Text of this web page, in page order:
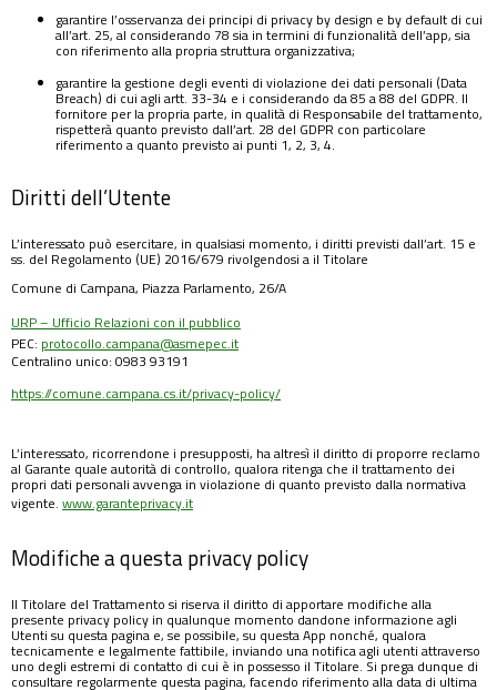
garantire l’osservanza dei principi di privacy by design e by default di cui
all’art. 25, al considerando 78 sia in termini di funzionalità dell’app, sia
con riferimento alla propria struttura organizzativa;
garantire la gestione degli eventi di violazione dei dati personali (Data
Breach) di cui agli artt. 33-34 e i considerando da 85 a 88 del GDPR. Il
fornitore per la propria parte, in qualità di Responsabile del trattamento,
rispetterà quanto previsto dall’art. 28 del GDPR con particolare
riferimento a quanto previsto ai punti 1, 2, 3, 4.
Diritti dell’Utente
L’interessato può esercitare, in qualsiasi momento, i diritti previsti dall’art. 15 e
ss. del Regolamento (UE) 2016/679 rivolgendosi a il Titolare
Comune di Campana, Piazza Parlamento, 26/A
URP – Ufficio Relazioni con il pubblico
PEC: protocollo.campana@asmepec.it
Centralino unico: 0983 93191
https://comune.campana.cs.it/privacy-policy/
L’interessato, ricorrendone i presupposti, ha altresì il diritto di proporre reclamo
al Garante quale autorità di controllo, qualora ritenga che il trattamento dei
propri dati personali avvenga in violazione di quanto previsto dalla normativa
vigente. www.garanteprivacy.it
Modifiche a questa privacy policy
Il Titolare del Trattamento si riserva il diritto di apportare modifiche alla
presente privacy policy in qualunque momento dandone informazione agli
Utenti su questa pagina e, se possibile, su questa App nonché, qualora
tecnicamente e legalmente fattibile, inviando una notifica agli utenti attraverso
uno degli estremi di contatto di cui è in possesso il Titolare. Si prega dunque di
consultare regolarmente questa pagina, facendo riferimento alla data di ultima